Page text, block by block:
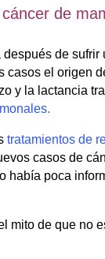
de
de sufrir
el origen
y la lactancia
tratamientos de
casos de
había poca
mito de que no